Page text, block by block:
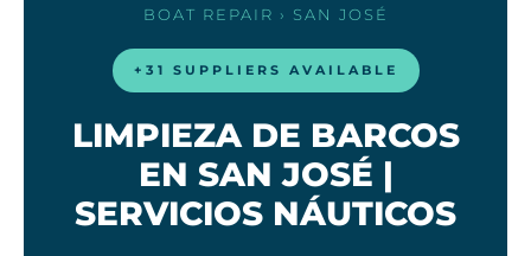
BOAT REPAIR › SAN JOSÉ
+31 SUPPLIERS AVAILABLE
LIMPIEZA DE BARCOS
EN SAN JOSÉ |
SERVICIOS NÁUTICOS